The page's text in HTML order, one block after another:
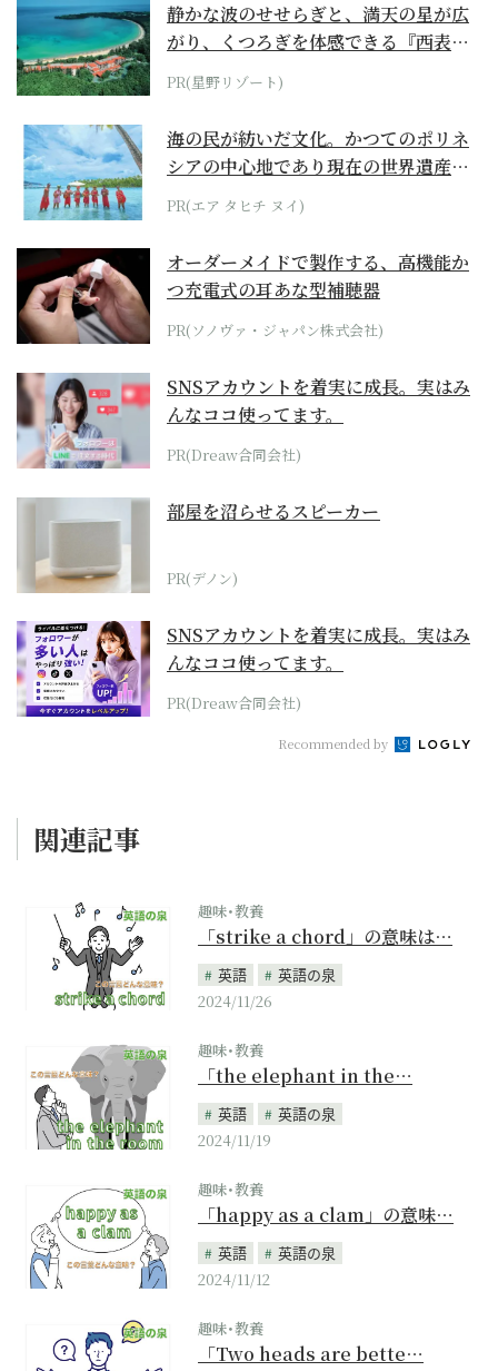
静かな波のせせらぎと、満天の星が広
がり、くつろぎを体感できる『西表島
ホテル by...
PR(星野リゾート)
海の民が紡いだ文化。かつてのポリネ
シアの中心地であり現在の世界遺産か
らみえてくる...
PR(エア タヒチ ヌイ)
オーダーメイドで製作する、高機能か
つ充電式の耳あな型補聴器
PR(ソノヴァ・ジャパン株式会社)
SNSアカウントを着実に成長。実はみ
んなココ使ってます。
PR(Dreaw合同会社)
部屋を沼らせるスピーカー
PR(デノン)
SNSアカウントを着実に成長。実はみ
んなココ使ってます。
PR(Dreaw合同会社)
Recommended by
関連記事
趣味･教養
「strike a chord」の意味は…
英語
英語の泉
2024/11/26
趣味･教養
「the elephant in the…
英語
英語の泉
2024/11/19
趣味･教養
「happy as a clam」の意味…
英語
英語の泉
2024/11/12
趣味･教養
「Two heads are bette…